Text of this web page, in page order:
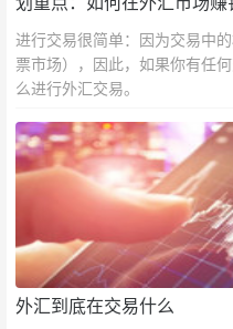
进行交易很简单：因为交易中
票市场），因此，如果你有任
么进行外汇交易。
外汇到底在交易什么